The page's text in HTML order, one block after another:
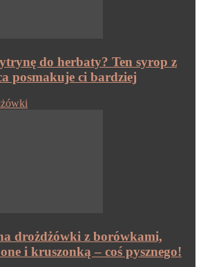
do herbaty? Ten syrop z
posmakuje ci bardziej
drożdżówki z borówkami,
i kruszonką – coś pysznego!